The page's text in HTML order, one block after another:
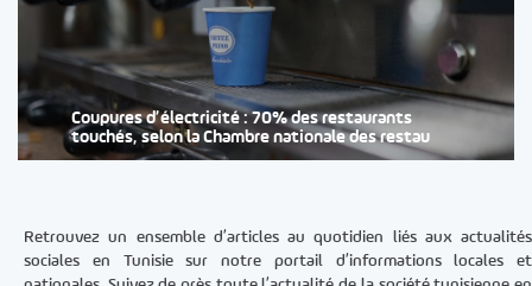
Coupures d’électricité : 70% des restaurants
touchés, selon la Chambre nationale des restau
Retrouvez un ensemble d’articles au quotidien liés aux actualités
sociales en Tunisie sur notre portail d’informations locales et